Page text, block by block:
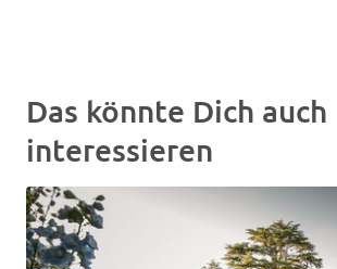
Das könnte Dich auch
interessieren